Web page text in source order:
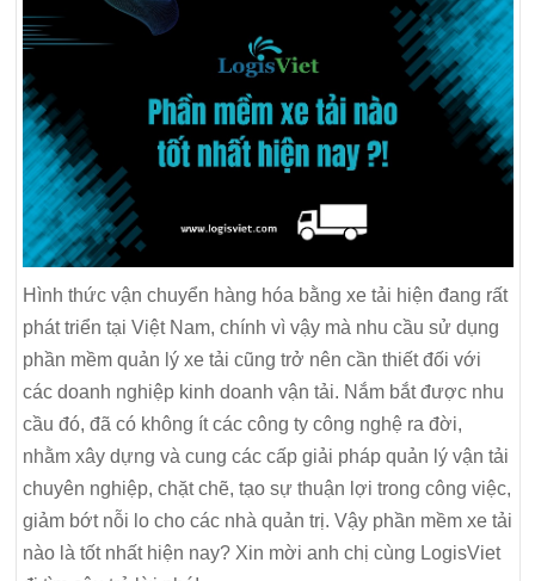
Hình thức vận chuyển hàng hóa bằng xe tải hiện đang rất
phát triển tại Việt Nam, chính vì vậy mà nhu cầu sử dụng
phần mềm quản lý xe tải cũng trở nên cần thiết đối với
các doanh nghiệp kinh doanh vận tải. Nắm bắt được nhu
cầu đó, đã có không ít các công ty công nghệ ra đời,
nhằm xây dựng và cung các cấp giải pháp quản lý vận tải
chuyên nghiệp, chặt chẽ, tạo sự thuận lợi trong công việc,
giảm bớt nỗi lo cho các nhà quản trị. Vậy phần mềm xe tải
nào là tốt nhất hiện nay? Xin mời anh chị cùng LogisViet